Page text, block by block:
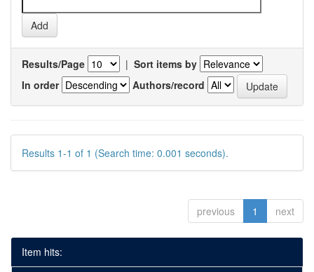
Results/Page | Sort items by
In order
Authors/record
Results 1-1 of 1 (Search time: 0.001 seconds).
previous 1 next
Item hits: